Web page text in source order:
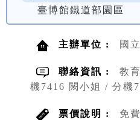
臺博館鐵道部園區
主辦單位 : 國
聯絡資訊 :
教
機7416 闕小姐 / 分機
票價說明 : 免